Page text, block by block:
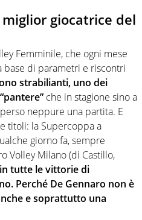
giocatrice del
Femminile, che ogni mese
base di parametri e riscontri
strabilianti, uno dei
che in stagione sino a
neppure una partita. E
titoli: la Supercoppa a
giorno fa, sempre
Volley Milano (di Castillo,
in tutte le vittorie di
Perché De Gennaro non è
e soprattutto una